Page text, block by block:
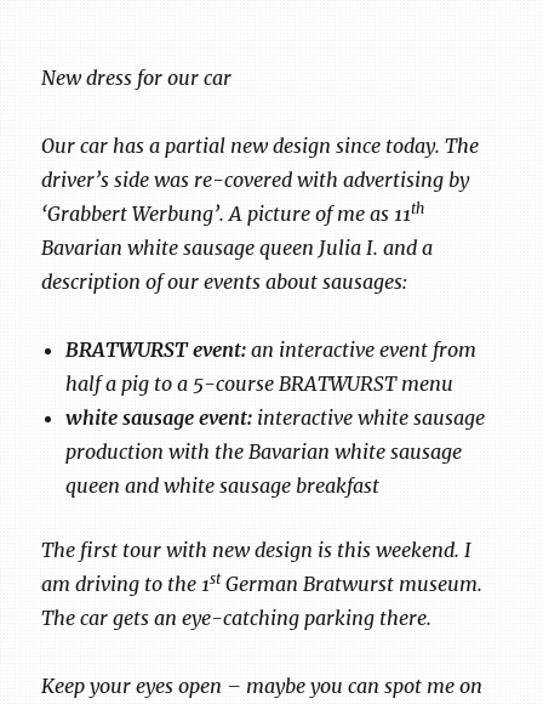
New dress for our car
Our car has a partial new design since today. The
driver’s side was re-covered with advertising by
‘Grabbert Werbung’. A picture of me as 11th
Bavarian white sausage queen Julia I. and a
description of our events about sausages:
BRATWURST event: an interactive event from
half a pig to a 5-course BRATWURST menu
white sausage event: interactive white sausage
production with the Bavarian white sausage
queen and white sausage breakfast
The first tour with new design is this weekend. I
am driving to the 1stGerman Bratwurst museum.
The car gets an eye-catching parking there.
Keep your eyes open – maybe you can spot me on